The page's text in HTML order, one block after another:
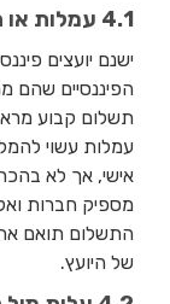
4.1 עמלות או תשלום קבוע
ישנם יועצים
הפיננסיים שהם
תשלום קבוע
עמלות עשוי
אישי, אך לא
מספיק חברות
התשלום תואם
של היועץ.